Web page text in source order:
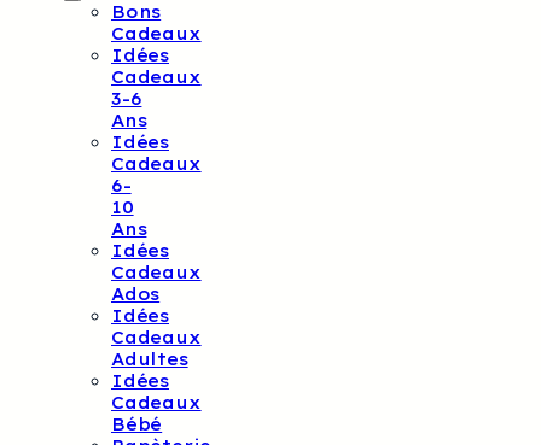
Bons
Cadeaux
Idées
Cadeaux
3-6
Ans
Idées
Cadeaux
6-
10
Ans
Idées
Cadeaux
Ados
Idées
Cadeaux
Adultes
Idées
Cadeaux
Bébé